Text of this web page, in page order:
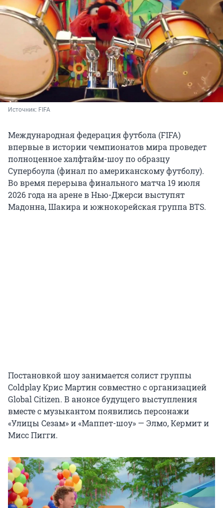
Источник: FIFA
Международная федерация футбола (FIFA)
впервые в истории чемпионатов мира проведет
полноценное халфтайм-шоу по образцу
Супербоула (финал по американскому футболу).
Во время перерыва финального матча 19 июля
2026 года на арене в Нью-Джерси выступят
Мадонна, Шакира и южнокорейская группа BTS.
Постановкой шоу занимается солист группы
Coldplay Крис Мартин совместно с организацией
Global Citizen. В анонсе будущего выступления
вместе с музыкантом появились персонажи
«Улицы Сезам» и «Маппет-шоу» — Элмо, Кермит и
Мисс Пигги.